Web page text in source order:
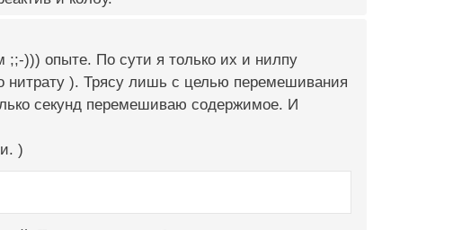
))) опыте. По сути я только их и нилпу
нитрату ). Трясу лишь с целью перемешивания
секунд перемешиваю содержимое. И
)